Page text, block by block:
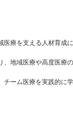
療を支える人材育成に
、地域医療や高度医療
チーム医療を実践的に